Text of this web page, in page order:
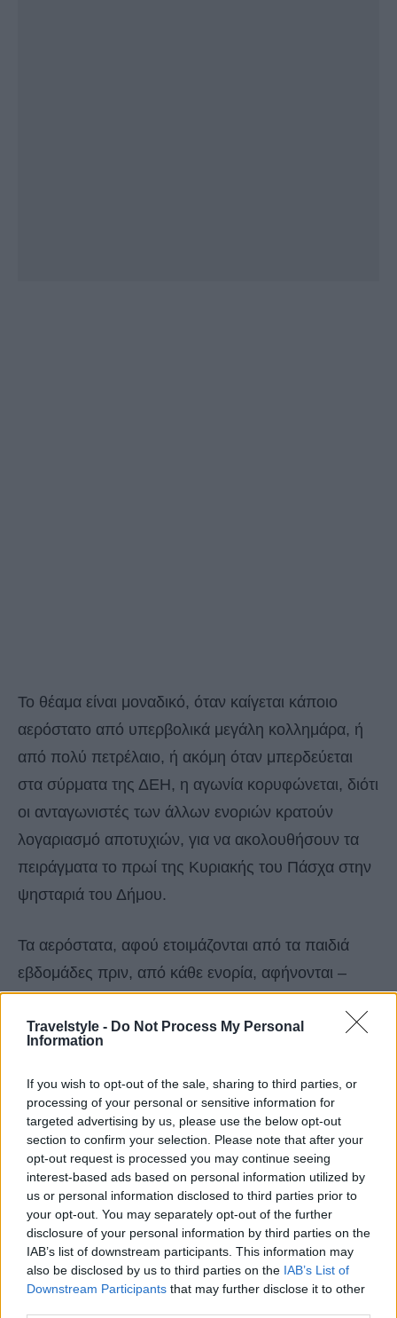
Travelstyle - Do Not Process My Personal
Information
If you wish to opt-out of the sale, sharing to third parties, or
processing of your personal or sensitive information for
targeted advertising by us, please use the below opt-out
section to confirm your selection. Please note that after your
opt-out request is processed you may continue seeing
interest-based ads based on personal information utilized by
us or personal information disclosed to third parties prior to
your opt-out. You may separately opt-out of the further
disclosure of your personal information by third parties on the
IAB’s list of downstream participants. This information may
also be disclosed by us to third parties on the IAB’s List of
Downstream Participants that may further disclose it to other
Το θέαμα είναι μοναδικό, όταν καίγεται κάποιο
αερόστατο από υπερβολικά μεγάλη κολλημάρα, ή
από πολύ πετρέλαιο, ή ακόμη όταν μπερδεύεται
στα σύρματα της ΔΕΗ, η αγωνία κορυφώνεται, διότι
οι ανταγωνιστές των άλλων ενοριών κρατούν
λογαριασμό αποτυχιών, για να ακολουθήσουν τα
πειράγματα το πρωί της Κυριακής του Πάσχα στην
ψησταριά του Δήμου.
Τα αερόστατα, αφού ετοιμάζονται από τα παιδιά
εβδομάδες πριν, από κάθε ενορία, αφήνονται –
Δε γνωρίζουμε την προέλευση του εθίμου, αλλά οι
παλιότεροι θυμούνται ότι ξεκίνησε περίπου το
1910-1915 (πληροφορία του μακαρίτη θεολόγου
Νικολάου Οικονομάκη), από τον παπαΔημήτρη
Κουτσογιάννη ή τον Ευάγγελο Καρακλή.
Οι κόλλες που κατασκευάζονται τα αερόστατα
έχουν χρώμα συνήθως μπλε, πράσινο, πορτοκαλί,
αλλά το χρώμα που κυριαρχεί είναι το κόκκινο και
το κίτρινο.